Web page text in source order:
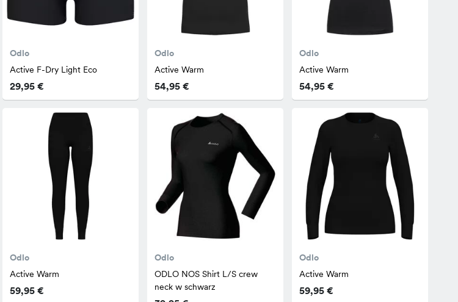
Odlo
Active F-Dry Light Eco
29,95 €
Odlo
Active Warm
54,95 €
Odlo
Active Warm
54,95 €
Odlo
Active Warm
59,95 €
Odlo
ODLO NOS Shirt L/S crew
neck w schwarz
Odlo
Active Warm
59,95 €